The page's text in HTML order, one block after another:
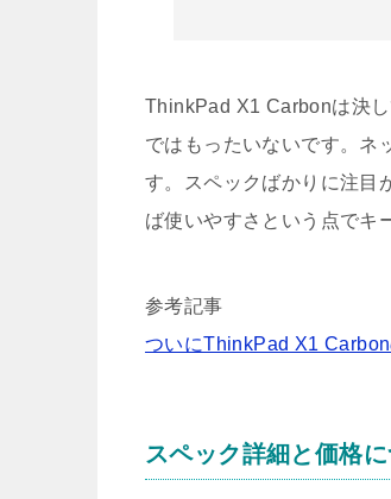
ThinkPad X1 Carbonは決
ではもったいないです。ネ
す。スペックばかりに注目
ば使いやすさという点でキ
参考記事
ついにThinkPad X1
スペック詳細と価格に